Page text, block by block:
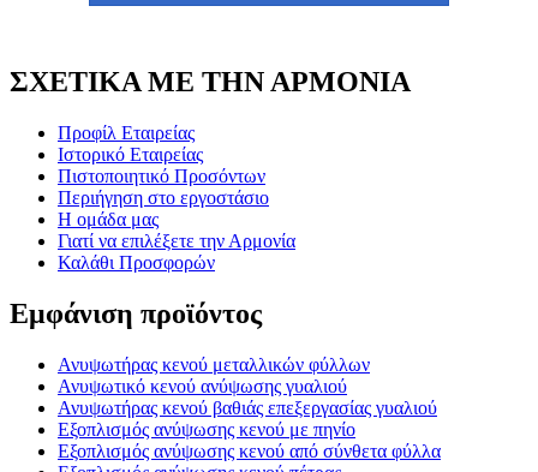
ΣΧΕΤΙΚΑ ΜΕ ΤΗΝ ΑΡΜΟΝΙΑ
Προφίλ Εταιρείας
Ιστορικό Εταιρείας
Πιστοποιητικό Προσόντων
Περιήγηση στο εργοστάσιο
Η ομάδα μας
Γιατί να επιλέξετε την Αρμονία
Καλάθι Προσφορών
Εμφάνιση προϊόντος
Ανυψωτήρας κενού μεταλλικών φύλλων
Ανυψωτικό κενού ανύψωσης γυαλιού
Ανυψωτήρας κενού βαθιάς επεξεργασίας γυαλιού
Εξοπλισμός ανύψωσης κενού με πηνίο
Εξοπλισμός ανύψωσης κενού από σύνθετα φύλλα